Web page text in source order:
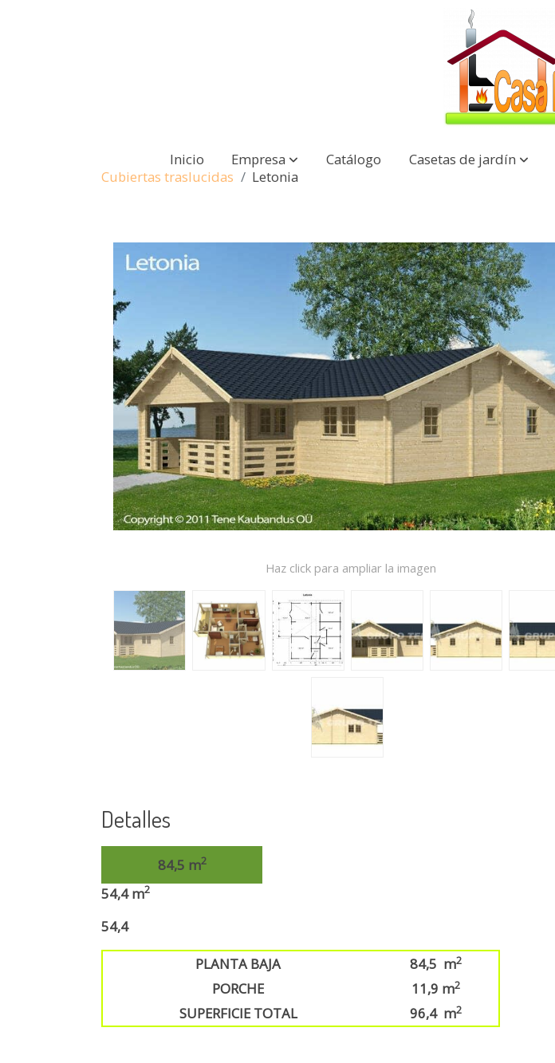
Inicio Empresa Catálogo Casetas de jardín
Cubiertas traslucidas
Letonia
Haz click para ampliar la imagen
Detalles
84,5 m2
54,4 m2
54,4
PLANTA BAJA 84,5 m2
PORCHE 11,9 m2
SUPERFICIE TOTAL 96,4 m2